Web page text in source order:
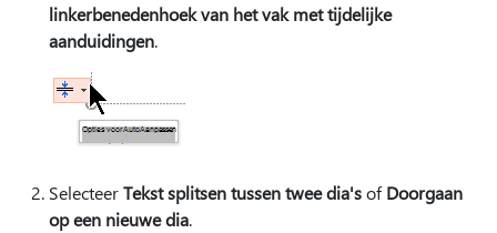
linkerbenedenhoek van het vak met tijdelijke
aanduidingen.
SelecteerTekst splitsen tussen twee dia'sofDoorgaan
op een nieuwe dia.